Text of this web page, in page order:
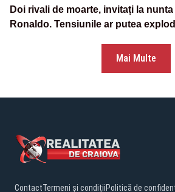
Doi rivali de moarte, invitați la
Ronaldo. Tensiunile ar putea
Mai Multe
ContactTermeni și condițiiPolitică de